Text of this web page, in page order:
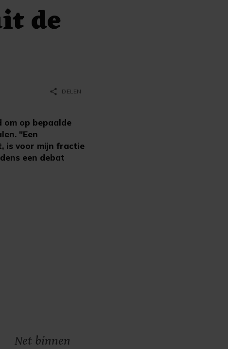
de
om op bepaalde
"Een
is voor mijn fractie
een debat
share DELEN
Net binnen